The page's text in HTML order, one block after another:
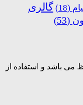
(18)
گالری
(53)
باشد و استفاده از